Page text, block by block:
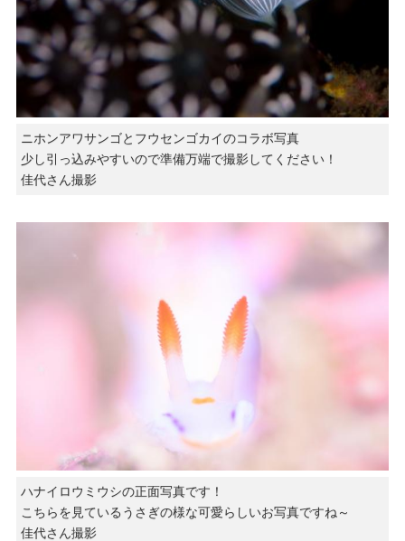
ニホンアワサンゴとフウセンゴカイのコラボ写真
少し引っ込みやすいので準備万端で撮影してください！
佳代さん撮影
ハナイロウミウシの正面写真です！
こちらを見ているうさぎの様な可愛らしいお写真ですね～
佳代さん撮影